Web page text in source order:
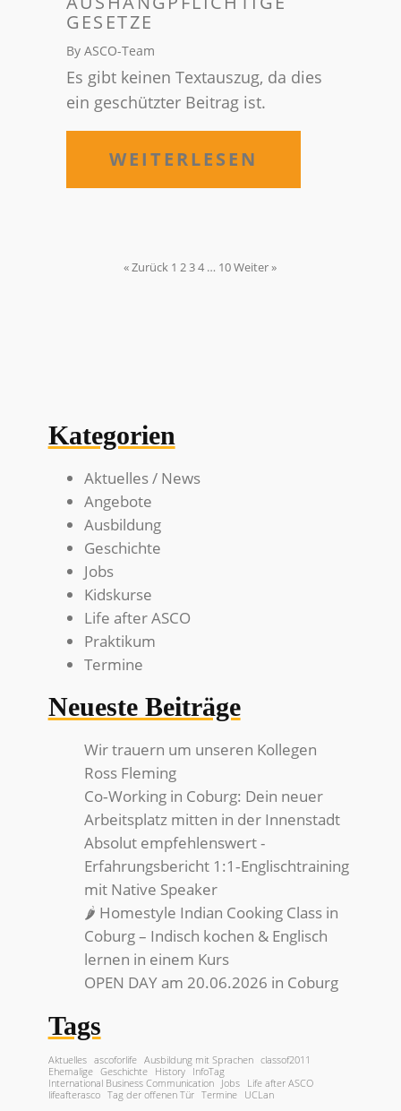
GESETZE
By ASCO-Team
Es gibt keinen Textauszug, da dies
ein geschützter Beitrag ist.
WEITERLESEN
« Zurück 1 234 … 10Weiter »
Kategorien
Aktuelles / News
Angebote
Ausbildung
Geschichte
Jobs
Kidskurse
Life after ASCO
Praktikum
Termine
Neueste Beiträge
Wir trauern um unseren Kollegen
Ross Fleming
Co‑Working in Coburg: Dein neuer
Arbeitsplatz mitten in der Innenstadt
Absolut empfehlenswert -
Erfahrungsbericht 1:1‑Englischtraining
mit Native Speaker
🌶️ Homestyle Indian Cooking Class in
Coburg – Indisch kochen & Englisch
lernen in einem Kurs
OPEN DAY am 20.06.2026 in Coburg
Tags
Aktuelles ascoforlife Ausbildung mit Sprachen
classof2011
Ehemalige
Geschichte History
InfoTag
International Business Communication
Jobs
Life after ASCO
lifeafterasco
Tag der offenen Tür Termine UCLan